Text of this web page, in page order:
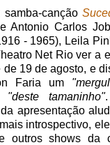
samba-canção
Antonio Carlos
- 1965), Leila
Net Rio ver a
de 19 de agosto, e
Faria um
"deste tamaninho"
apresentação
introspectivo,
outros shows da